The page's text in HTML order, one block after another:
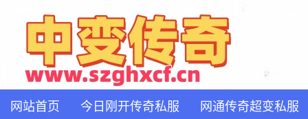
网站首页 今日刚开传奇私服 网通传奇超变私服